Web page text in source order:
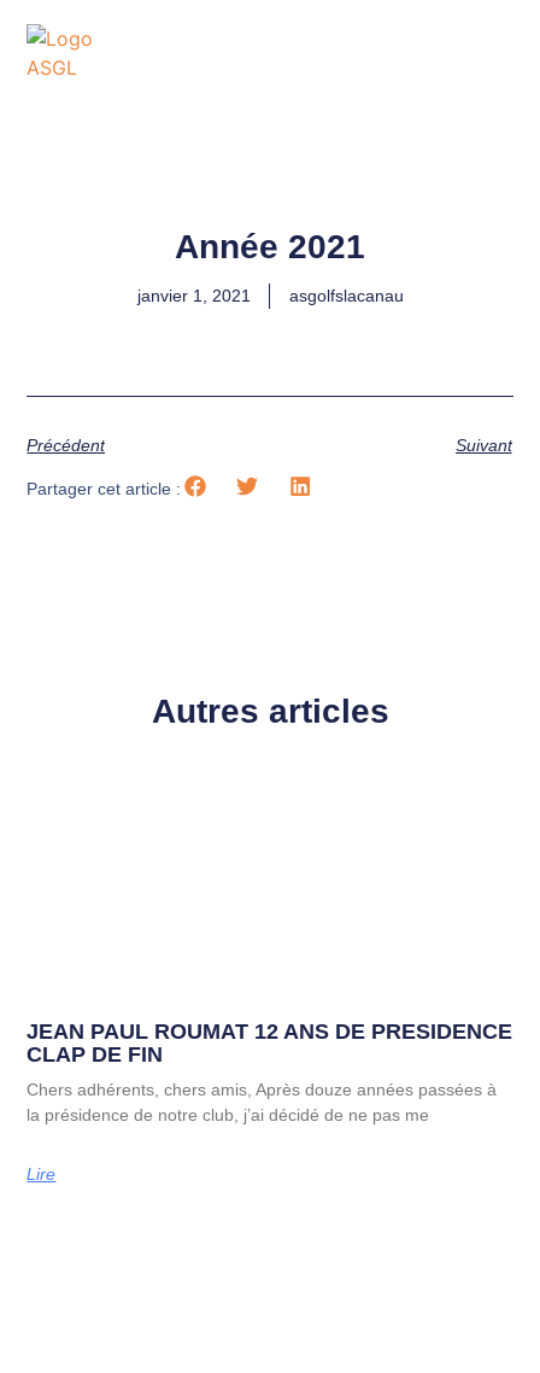
Année 2021
janvier 1, 2021 asgolfslacanau
Précédent Suivant
Partager cet article :
Autres articles
JEAN PAUL ROUMAT 12 ANS DE PRESIDENCE
CLAP DE FIN
Chers adhérents, chers amis, Après douze années passées à
la présidence de notre club, j’ai décidé de ne pas me
Lire